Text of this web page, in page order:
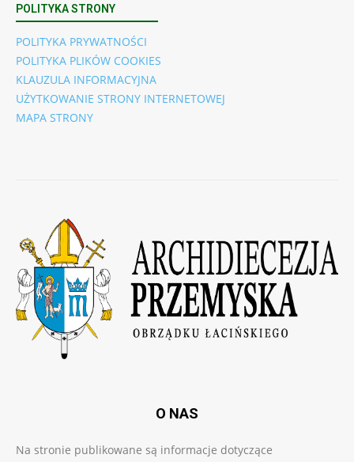
POLITYKA STRONY
POLITYKA PRYWATNOŚCI
POLITYKA PLIKÓW COOKIES
KLAUZULA INFORMACYJNA
UŻYTKOWANIE STRONY INTERNETOWEJ
MAPA STRONY
O NAS
Na stronie publikowane są informacje dotyczące